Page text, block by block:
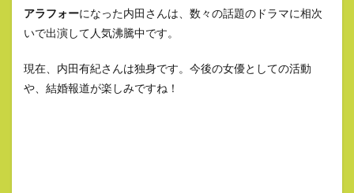
アラフォーになった内田さんは、数々の話題のドラマに相次
いで出演して人気沸騰中です。
現在、内田有紀さんは独身です。今後の女優としての活動
や、結婚報道が楽しみですね！